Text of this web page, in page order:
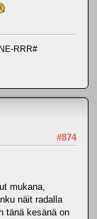
RRR#
#874
mukana,
näit radalla
tänä kesänä on